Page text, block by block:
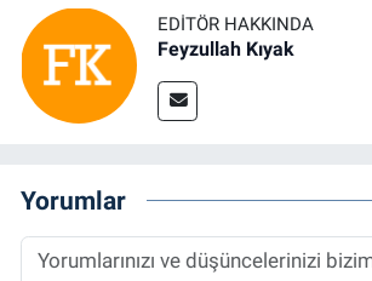
EDITÖR HAKKINDA
Feyzullah Kıyak
Yorumlar